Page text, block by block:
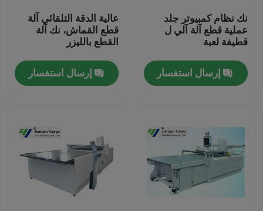
منتجات
معلومات عنا
نك نظام كمبيوتر جلد
عملية قطع آلة آلي ل
قطيفة لعبة
إرسال استفسار
عالية الدقة التلقائي آلة
قطع القماش، نك آلة
القطع بالليزر
إرسال استفسار